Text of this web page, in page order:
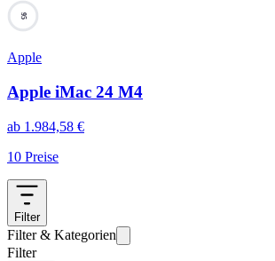
95
Apple
Apple iMac 24 M4
ab 1.984,58 €
10 Preise
Filter
Filter & Kategorien
Filter